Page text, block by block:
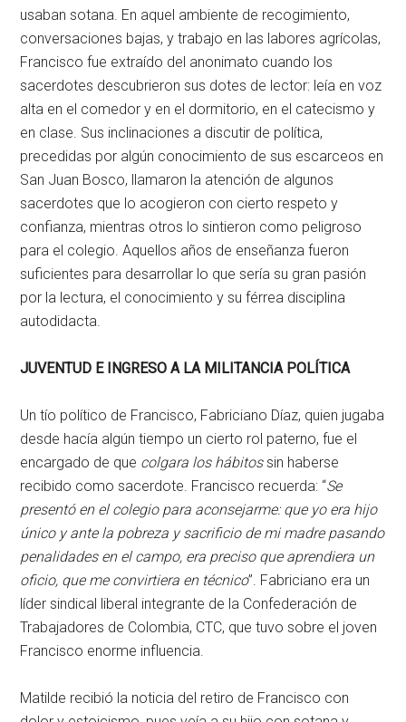
usaban sotana. En aquel ambiente de recogimiento,
conversaciones bajas, y trabajo en las labores agrícolas,
Francisco fue extraído del anonimato cuando los
sacerdotes descubrieron sus dotes de lector: leía en voz
alta en el comedor y en el dormitorio, en el catecismo y
en clase. Sus inclinaciones a discutir de política,
precedidas por algún conocimiento de sus escarceos en
San Juan Bosco, llamaron la atención de algunos
sacerdotes que lo acogieron con cierto respeto y
confianza, mientras otros lo sintieron como peligroso
para el colegio. Aquellos años de enseñanza fueron
suficientes para desarrollar lo que sería su gran pasión
por la lectura, el conocimiento y su férrea disciplina
autodidacta.
JUVENTUD E INGRESO A LA MILITANCIA POLÍTICA
Un tío político de Francisco, Fabriciano Díaz, quien jugaba
desde hacía algún tiempo un cierto rol paterno, fue el
encargado de que colgara los hábitossin haberse
recibido como sacerdote. Francisco recuerda: “Se
presentó en el colegio para aconsejarme: que yo era hijo
único y ante la pobreza y sacrificio de mi madre pasando
penalidades en el campo, era preciso que aprendiera un
oficio, que me convirtiera en técnico”. Fabriciano era un
líder sindical liberal integrante de la Confederación de
Trabajadores de Colombia, CTC, que tuvo sobre el joven
Francisco enorme influencia.
Matilde recibió la noticia del retiro de Francisco con